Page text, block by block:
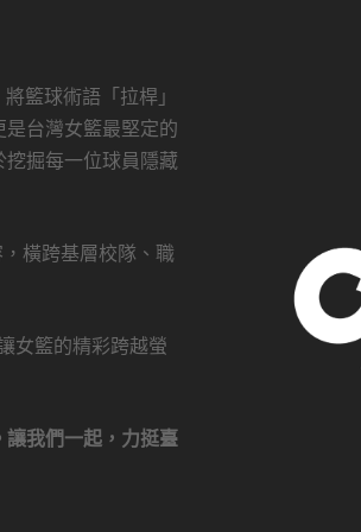
將籃球術語「拉桿」
台灣女籃最堅定的
掘每一位球員隱藏
橫跨基層校隊、職
女籃的精彩跨越螢
我們一起，力挺臺